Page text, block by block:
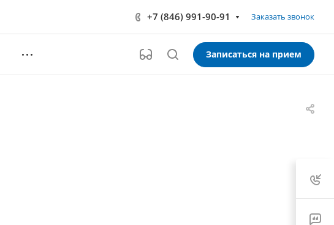
+7 (846) 991-90-91 Заказать звонок
Записаться на прием